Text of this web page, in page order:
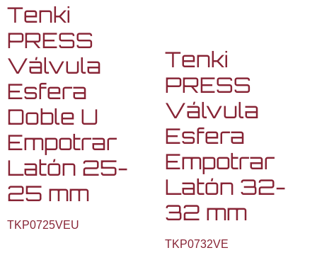
Tenki
PRESS
Válvula
Esfera
Doble U
Empotrar
Latón 25-
25 mm
TKP0725VEU
Tenki
PRESS
Válvula
Esfera
Empotrar
Latón 32-
32 mm
TKP0732VE